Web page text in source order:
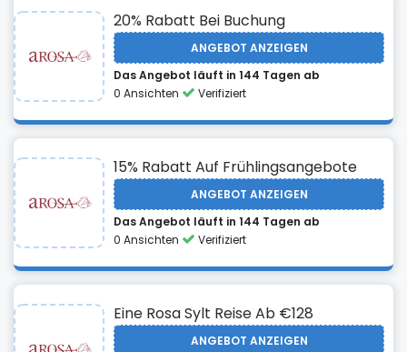
20% Rabatt Bei Buchung
ANGEBOT ANZEIGEN
Das Angebot läuft in 144 Tagen ab
0 Ansichten
Verifiziert
15% Rabatt Auf Frühlingsangebote
ANGEBOT ANZEIGEN
Das Angebot läuft in 144 Tagen ab
0 Ansichten
Verifiziert
Eine Rosa Sylt Reise Ab €128
ANGEBOT ANZEIGEN